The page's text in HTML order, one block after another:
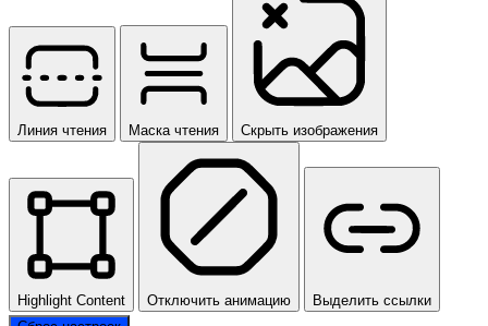
Линия чтения Маска чтения Скрыть изображения
Highlight Content Отключить анимацию
Выделить ссылки